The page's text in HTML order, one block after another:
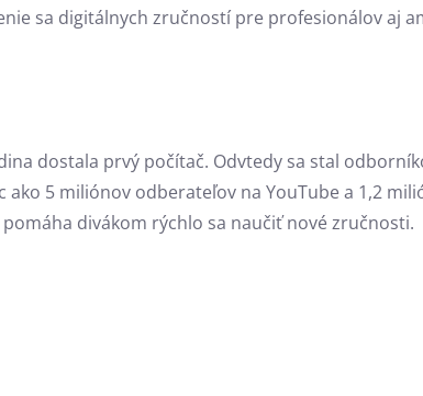
sa digitálnych zručností pre profesionálov aj
dostala prvý počítač. Odvtedy sa stal
5 miliónov odberateľov na YouTube a 1,2
divákom rýchlo sa naučiť nové zručnosti.